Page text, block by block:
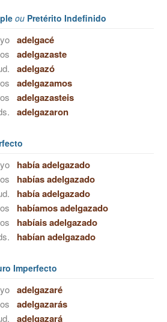
ou Pretérito Indefinido
yo adelgacé
adelgazaste
adelgazó
adelgazamos
adelgazasteis
adelgazaron
yo había adelgazado
habías adelgazado
había adelgazado
habíamos adelgazado
habíais adelgazado
habían adelgazado
Imperfecto
yo adelgazaré
adelgazarás
adelgazará